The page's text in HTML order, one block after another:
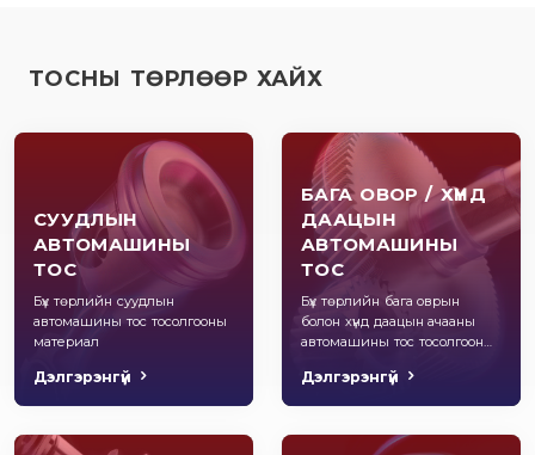
ТОСНЫ ТӨРЛӨӨР ХАЙХ
СУУДЛЫН
АВТОМАШИНЫ
ТОС
Бүх төрлийн суудлын
автомашины тос тосолгооны
материал
Дэлгэрэнгүй
БАГА ОВОР / ХҮНД
ДААЦЫН
АВТОМАШИНЫ
ТОС
Бүх төрлийн бага оврын
болон хүнд даацын ачааны
автомашины тос тосолгооны
Дэлгэрэнгүй